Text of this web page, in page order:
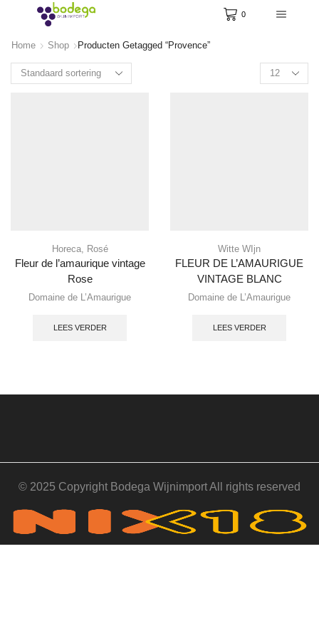
0
Home Shop Producten Getagged “Provence”
Products
per
Horeca, Rosé
Fleur de l’amaurique vintage
Rose
Domaine de L’Amaurigue
LEES VERDER
Witte WIjn
FLEUR DE L’AMAURIGUE
VINTAGE BLANC
Domaine de L’Amaurigue
LEES VERDER
© 2025 Copyright Bodega Wijnimport All rights reserved